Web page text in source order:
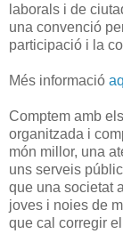
laborals i de
una convenció
participació i la
Més informació
Comptem amb
organitzada i
món millor, una
uns serveis
que una societat
joves i noies de
que cal corregir